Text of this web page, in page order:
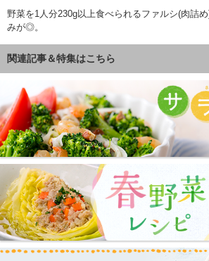
野菜を1人分230g以上食べられるファルシ(肉詰
みが◎。
関連記事＆特集はこちら